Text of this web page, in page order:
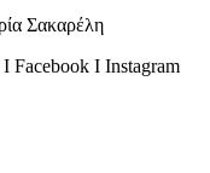
Σακαρέλη
Facebook I Instagram